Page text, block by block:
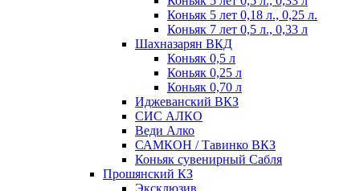
Коньяк 5 лет 0,18 л., 0,25 л.
Коньяк 7 лет 0,5 л., 0,33 л
Шахназарян ВКД
Коньяк 0,5 л
Коньяк 0,25 л
Коньяк 0,70 л
Иджеванский ВКЗ
СИС АЛКО
Веди Алко
САМКОН / Тавинко ВКЗ
Коньяк сувенирный Сабля
Прошянский КЗ
Эксклюзив